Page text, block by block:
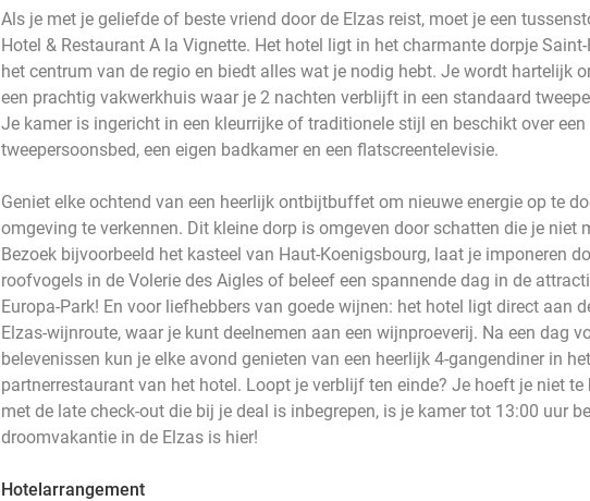
Als je met je geliefde of beste vriend door de Elzas reist, moet je een
Hotel & Restaurant A la Vignette. Het hotel ligt in het charmante dorpje
het centrum van de regio en biedt alles wat je nodig hebt. Je wordt hartelijk
een prachtig vakwerkhuis waar je 2 nachten verblijft in een standaard
Je kamer is ingericht in een kleurrijke of traditionele stijl en beschikt over
tweepersoonsbed, een eigen badkamer en een flatscreentelevisie.
Geniet elke ochtend van een heerlijk ontbijtbuffet om nieuwe energie op te
omgeving te verkennen. Dit kleine dorp is omgeven door schatten die je niet
Bezoek bijvoorbeeld het kasteel van Haut-Koenigsbourg, laat je imponeren
roofvogels in de Volerie des Aigles of beleef een spannende dag in de
Europa-Park! En voor liefhebbers van goede wijnen: het hotel ligt direct aan
Elzas-wijnroute, waar je kunt deelnemen aan een wijnproeverij. Na een dag
belevenissen kun je elke avond genieten van een heerlijk 4-gangendiner in het
partnerrestaurant van het hotel. Loopt je verblijf ten einde? Je hoeft je niet te
met de late check-out die bij je deal is inbegrepen, is je kamer tot 13:00 uur
droomvakantie in de Elzas is hier!
Hotelarrangement